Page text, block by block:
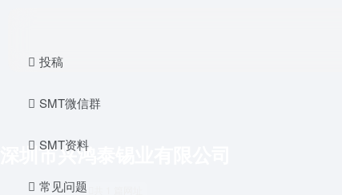
投稿
SMT微信群
SMT资料
常见问题
深圳市兴鸿泰锡业有限公司